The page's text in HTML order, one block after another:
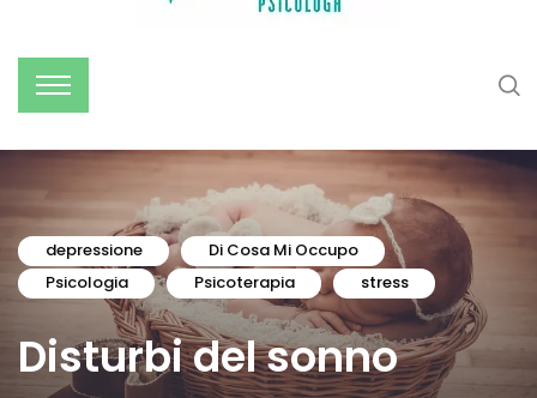
depressione
Di Cosa Mi Occupo
Psicologia
Psicoterapia stress
Disturbi del sonno